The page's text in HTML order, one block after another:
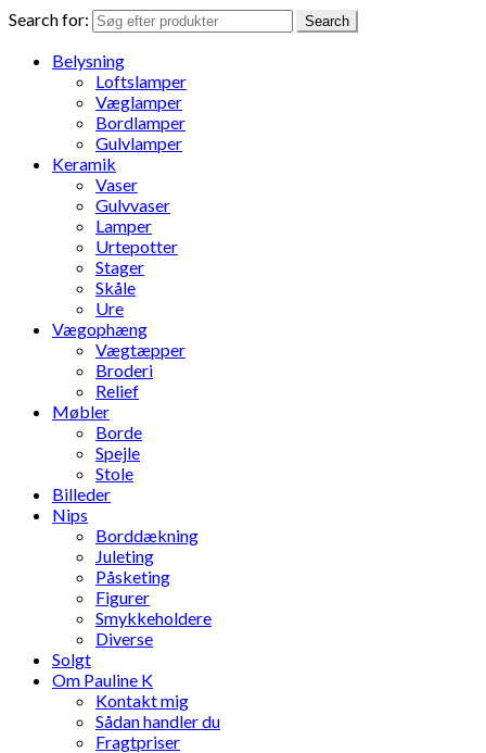
Search for: Search
Belysning
Loftslamper
Væglamper
Bordlamper
Gulvlamper
Keramik
Vaser
Gulvvaser
Lamper
Urtepotter
Stager
Skåle
Ure
Vægophæng
Vægtæpper
Broderi
Relief
Møbler
Borde
Spejle
Stole
Billeder
Nips
Borddækning
Juleting
Påsketing
Figurer
Smykkeholdere
Diverse
Solgt
Om Pauline K
Kontakt mig
Sådan handler du
Fragtpriser